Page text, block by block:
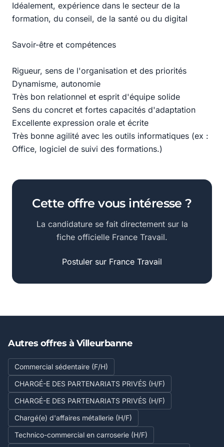
Idéalement, expérience dans le secteur de la
formation, du conseil, de la santé ou du digital
Savoir-être et compétences
Rigueur, sens de l'organisation et des priorités
Dynamisme, autonomie
Très bon relationnel et esprit d'équipe solide
Sens du concret et fortes capacités d'adaptation
Excellente expression orale et écrite
Très bonne agilité avec les outils informatiques (ex :
Office, logiciel de suivi des formations.)
Cette offre vous intéresse ?
La candidature se fait directement sur la
fiche officielle France Travail.
Postuler sur France Travail
Autres offres à Villeurbanne
Commercial sédentaire (F/H)
CHARGÉ-E DES PARTENARIATS PRIVÉS (H/F)
CHARGÉ-E DES PARTENARIATS PRIVÉS (H/F)
Chargé(e) d'affaires métallerie (H/F)
Technico-commercial en carroserie (H/F)